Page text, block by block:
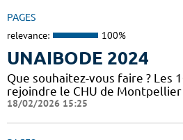
PAGES
relevance: 100%
UNAIBODE 2024
Que souhaitez-vous faire ? Les
rejoindre le CHU de
18/02/2026 15:25